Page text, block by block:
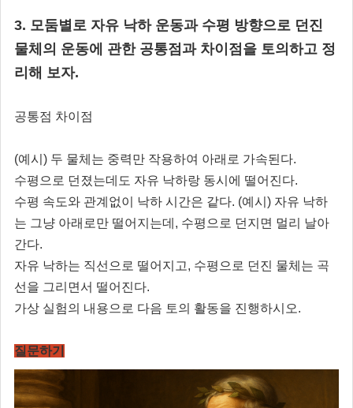
3. 모둠별로 자유 낙하 운동과 수평 방향으로 던진
물체의 운동에 관한 공통점과 차이점을 토의하고 정
리해 보자.
공통점 차이점
(예시) 두 물체는 중력만 작용하여 아래로 가속된다.
수평으로 던졌는데도 자유 낙하랑 동시에 떨어진다.
수평 속도와 관계없이 낙하 시간은 같다. (예시) 자유 낙하
는 그냥 아래로만 떨어지는데, 수평으로 던지면 멀리 날아
간다.
자유 낙하는 직선으로 떨어지고, 수평으로 던진 물체는 곡
선을 그리면서 떨어진다.
가상 실험의 내용으로 다음 토의 활동을 진행하시오.
질문하기